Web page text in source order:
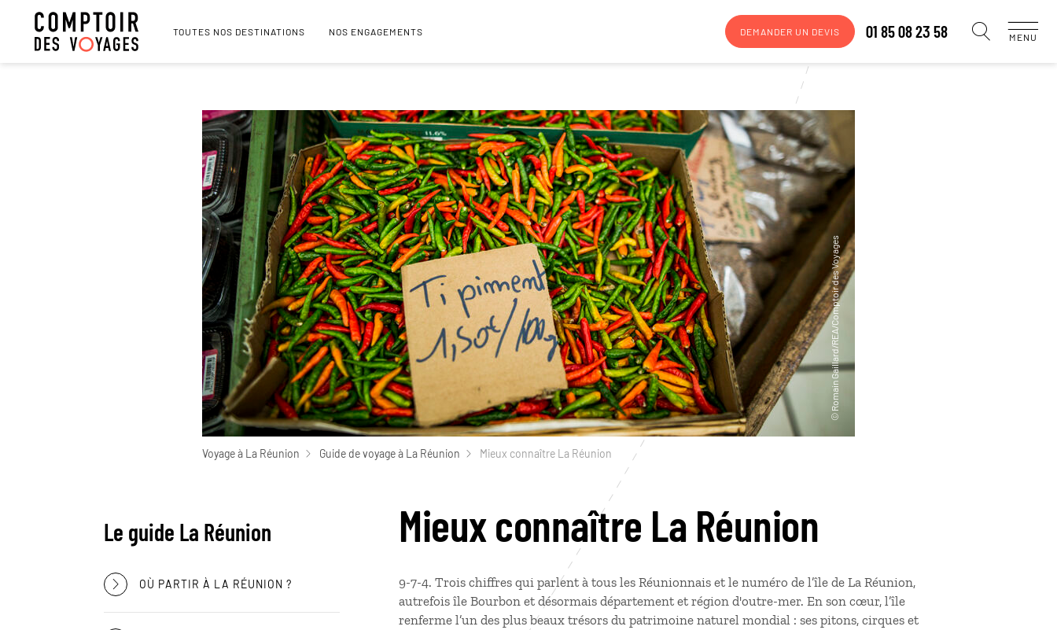
TOUTES NOS DESTINATIONS NOS ENGAGEMENTS DEMANDER UN DEVIS 01 85 08 23 58 MENU
Voyage à La Réunion Guide de voyage à La Réunion Mieux connaître La Réunion
Le guide La Réunion
OÙ PARTIR À LA RÉUNION ?
Mieux connaître La Réunion
9-7-4. Trois chiffres qui parlent à tous les Réunionnais et le numéro de l’île de La Réunion,
autrefois île Bourbon et désormais département et région d'outre-mer. En son cœur, l’île
renferme l’un des plus beaux trésors du patrimoine naturel mondial : ses pitons, cirques et